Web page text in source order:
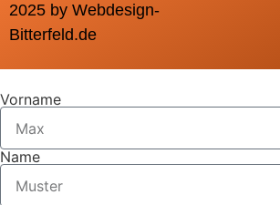
2025 by Webdesign-
Bitterfeld.de
Vorname
Name